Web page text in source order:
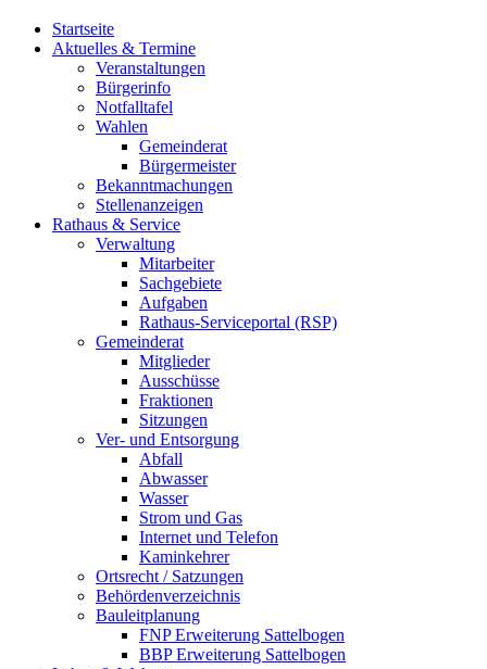
Startseite
Aktuelles & Termine
Veranstaltungen
Bürgerinfo
Notfalltafel
Wahlen
Gemeinderat
Bürgermeister
Bekanntmachungen
Stellenanzeigen
Rathaus & Service
Verwaltung
Mitarbeiter
Sachgebiete
Aufgaben
Rathaus-Serviceportal (RSP)
Gemeinderat
Mitglieder
Ausschüsse
Fraktionen
Sitzungen
Ver- und Entsorgung
Abfall
Abwasser
Wasser
Strom und Gas
Internet und Telefon
Kaminkehrer
Ortsrecht / Satzungen
Behördenverzeichnis
Bauleitplanung
FNP Erweiterung Sattelbogen
BBP Erweiterung Sattelbogen